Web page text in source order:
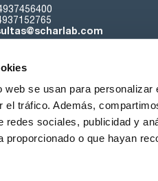
web se usan para
el tráfico. Además,
redes sociales, publicidad y
proporcionado o que hayan
nosotros